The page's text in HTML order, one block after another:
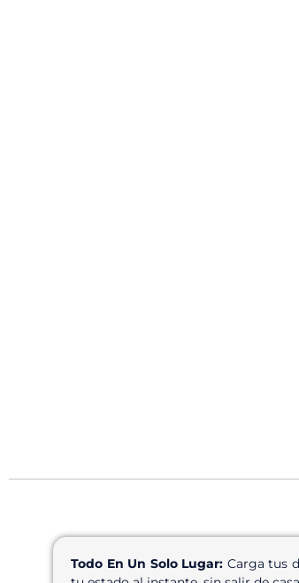
Todo En Un Solo Lugar: Carga tus